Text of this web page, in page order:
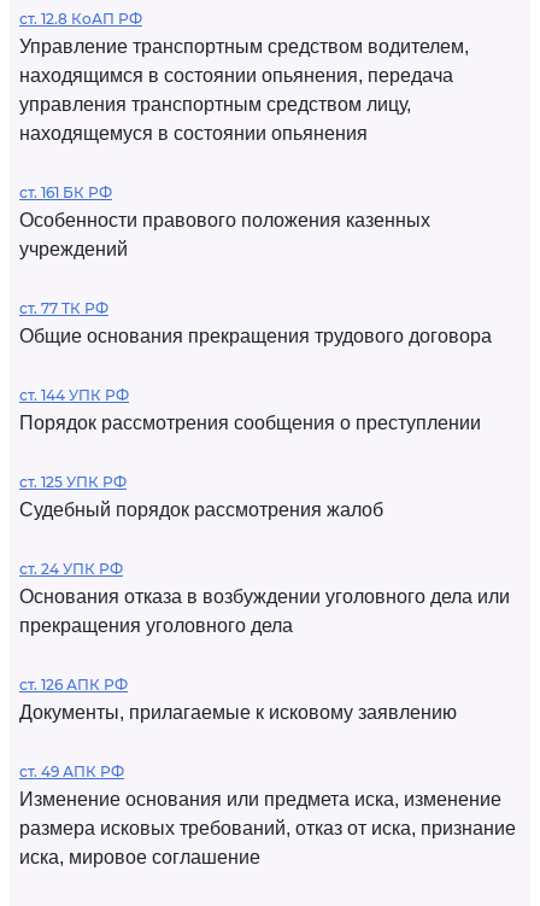
ст. 12.8 КоАП РФ
Управление транспортным средством водителем,
находящимся в состоянии опьянения, передача
управления транспортным средством лицу,
находящемуся в состоянии опьянения
ст. 161 БК РФ
Особенности правового положения казенных
учреждений
ст. 77 ТК РФ
Общие основания прекращения трудового договора
ст. 144 УПК РФ
Порядок рассмотрения сообщения о преступлении
ст. 125 УПК РФ
Судебный порядок рассмотрения жалоб
ст. 24 УПК РФ
Основания отказа в возбуждении уголовного дела или
прекращения уголовного дела
ст. 126 АПК РФ
Документы, прилагаемые к исковому заявлению
ст. 49 АПК РФ
Изменение основания или предмета иска, изменение
размера исковых требований, отказ от иска, признание
иска, мировое соглашение